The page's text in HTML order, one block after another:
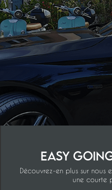
Easy
Découvrez-en plus sur nous
une courte